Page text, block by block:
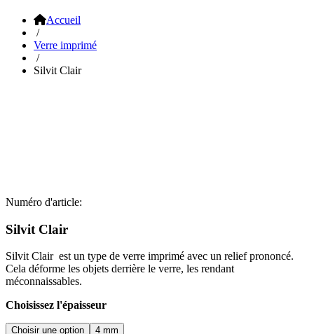
Accueil
/
Verre imprimé
/
Silvit Clair
Numéro d'article:
Silvit Clair
Silvit Clair est un type de verre imprimé avec un relief prononcé.
Cela déforme les objets derrière le verre, les rendant
méconnaissables.
Choisissez l'épaisseur
Choisir une option 4 mm